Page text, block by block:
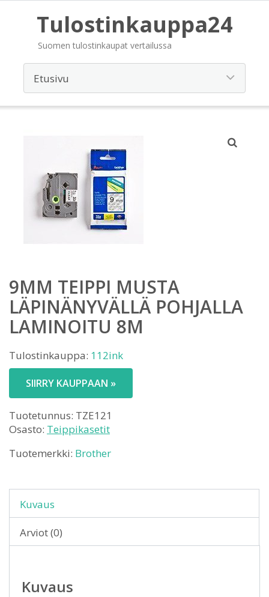
Tulostinkauppa24
Suomen tulostinkaupat vertailussa
9MM TEIPPI MUSTA
LÄPINÄNYVÄLLÄ POHJALLA
LAMINOITU 8M
Tulostinkauppa: 112ink
SIIRRY KAUPPAAN »
Tuotetunnus: TZE121
Osasto: Teippikasetit
Tuotemerkki: Brother
Kuvaus
Arviot (0)
Kuvaus